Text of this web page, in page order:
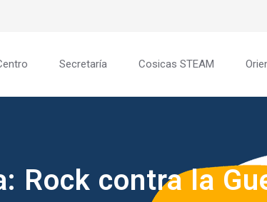
Secretaría Cosicas STEAM
Rock contra la